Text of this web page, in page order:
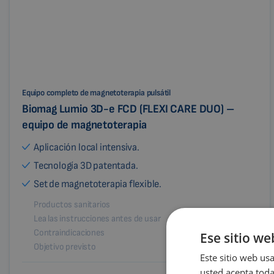
Equipo completo de magnetoterapia pulsátil
Biomag Lumio 3D-e FCD (FLEXI CARE DUO) –
equipo de magnetoterapia
Aplicación local intensiva.
Tecnología 3D patentada.
Set de magnetoterapia flexible.
Productos sanitarios
Lea las instrucciones antes de usar
Contraindicaciones
Objetivo previsto
Ese sitio
Este sitio web